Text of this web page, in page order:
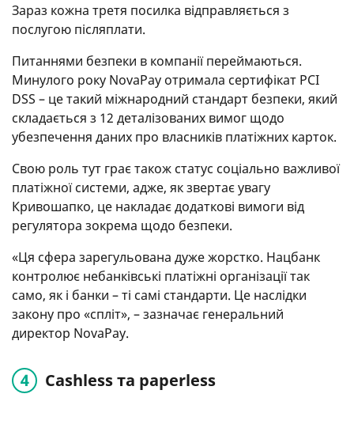
Зараз кожна третя посилка відправляється з
послугою післяплати.
Питаннями безпеки в компанії переймаються.
Минулого року NovaPay отримала сертифікат PCI
DSS – це такий міжнародний стандарт безпеки, який
складається з 12 деталізованих вимог щодо
убезпечення даних про власників платіжних карток.
Свою роль тут грає також статус соціально важливої
платіжної системи, адже, як звертає увагу
Кривошапко, це накладає додаткові вимоги від
регулятора зокрема щодо безпеки.
«Ця сфера зарегульована дуже жорстко. Нацбанк
контролює небанківські платіжні організації так
само, як і банки – ті самі стандарти. Це наслідки
закону про «спліт», – зазначає генеральний
директор NovaPay.
Cashless та paperless